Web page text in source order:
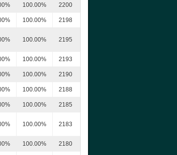
100.00% 2200
100.00% 2198
100.00% 2195
100.00% 2193
100.00% 2190
100.00% 2188
100.00% 2185
100.00% 2183
100.00% 2180